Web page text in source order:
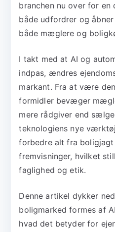
branchen nu over for
både udfordrer og
både mæglere og
I takt med at AI og
indpas, ændres
markant. Fra at være
formidler bevæger
mere rådgiver end
teknologiens nye
forbedre alt fra
fremvisninger, hvilket
faglighed og etik.
Denne artikel dykker
boligmarked formes af
hvad det betyder for